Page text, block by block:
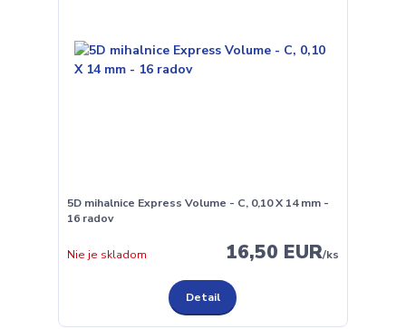
5D mihalnice Express Volume - C, 0,10 X 14 mm -
16 radov
16,50 EUR/ks
Nie je skladom
Detail